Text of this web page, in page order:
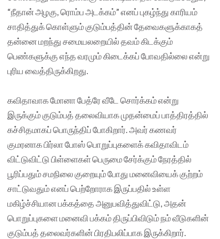
“நீதான் அழகு, ரொம்ப‌ அடக்கம்” எனப் புகழ்ந்து காரியம்
சாதித்துக் கொள்ளும் குடும்பத்தின் தேவைகளுக்காகத்
தன்னை மறந்து சமையலறையில் தவம் கிடக்கும்
பெண்களுக்கு எந்த வரமும் கிடைக்கப் போவதில்லை என்று
புரிய வைத்திருக்கிறது.
கவிதாவாக‌ மோனா பேத்ரே வீடே சொர்க்கம் என்று
இருக்கும் குடும்பத் தலைவியாக முதன்மைப் பாத்திரத்தில்
கச்சிதமாகப் பொருந்திப் போகிறார். அவர் கணவர்
குமரனாக‌ பிர்லா போஸ் பொறுப்புகளைக் கவிதாவிடம்
விட்டுவிட்டு பிள்ளைகள் பெருமை சேர்க்கும் நேரத்தில்
பூரிப்பதும் சமநிலை குறையும் போது மனைவியைக் குற்றம்
சாட்டுவதும் எனப் பெற்றோராக இருப்பதில் உள்ள
மகிழ்ச்சியான பக்கத்தை அனுபவித்துவிட்டு, அதன்
பொறுப்புகளை மனைவி பக்கம் திருப்பிவிடும் நம் வீடுகளின்
குடும்பத் தலைவர்களின் பிரதிபலிப்பாக‌ இருக்கிறார்.